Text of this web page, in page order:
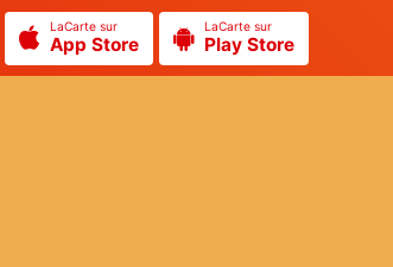
LaCarte sur
App Store
LaCarte sur
Play Store